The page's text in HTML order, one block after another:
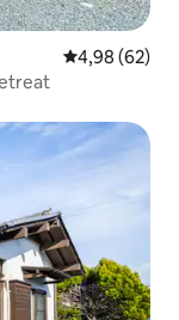
Vlerësimi
4,98 (62)